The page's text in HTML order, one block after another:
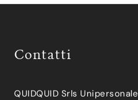
Contatti
QUIDQUID Srls Unipersonale